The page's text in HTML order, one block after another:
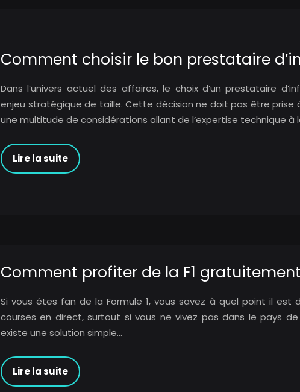
Comment choisir le bon prestataire
Dans l’univers actuel des affaires, le choix d’un prestataire
enjeu stratégique de taille. Cette décision ne doit pas être prise
une multitude de considérations allant de l’expertise technique à
Lire la suite
Comment profiter de la F1
Si vous êtes fan de la Formule 1, vous savez à quel point il est
courses en direct, surtout si vous ne vivez pas dans le pays de
existe une solution simple…
Lire la suite